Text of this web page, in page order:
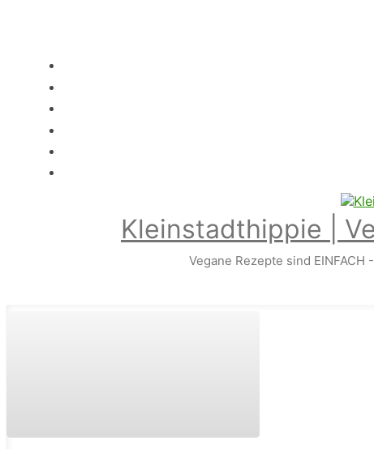
Kleinstadthippie |
Vegane Rezepte sind